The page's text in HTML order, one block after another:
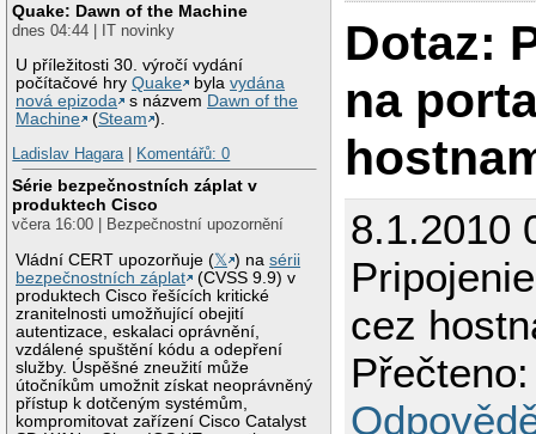
Quake: Dawn of the Machine
dnes 04:44 | IT novinky
U příležitosti 30. výročí vydání
počítačové hryQuake bylavydána
nová epizoda
s názvem Dawn of the
Machine
(Steam ).
Ladislav Hagara| Komentářů: 0
Série bezpečnostních záplat v
produktech Cisco
včera 16:00 | Bezpečnostní upozornění
Vládní CERT upozorňuje (𝕏 ) nasérii
bezpečnostních záplat
(CVSS 9.9) v
produktech Cisco řešících kritické
zranitelnosti umožňující obejití
autentizace, eskalaci oprávnění,
vzdálené spuštění kódu a odepření
služby. Úspěšné zneužití může
útočníkům umožnit získat neoprávněný
přístup k dotčeným systémům,
kompromitovat zařízení Cisco Catalyst
Dotaz:
na
8.1.2010
cez